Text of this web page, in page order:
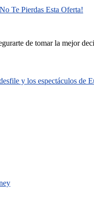
Te Pierdas Esta Oferta!
de tomar la mejor
y los espectáculos de